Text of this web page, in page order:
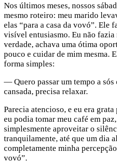
Nos últimos meses, nossos
mesmo roteiro: meu marido
elas “para a casa da vovó”. Ele
visível entusiasmo. Eu não
verdade, achava uma ótima
pouco e cuidar de mim mesma.
forma simples:
— Quero passar um tempo a sós
cansada, precisa relaxar.
Parecia atencioso, e eu era
eu podia tomar meu café em
simplesmente aproveitar o
tranquilamente, até que um dia
completamente minha
vovó”.